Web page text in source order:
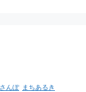
んぽ まちあるき